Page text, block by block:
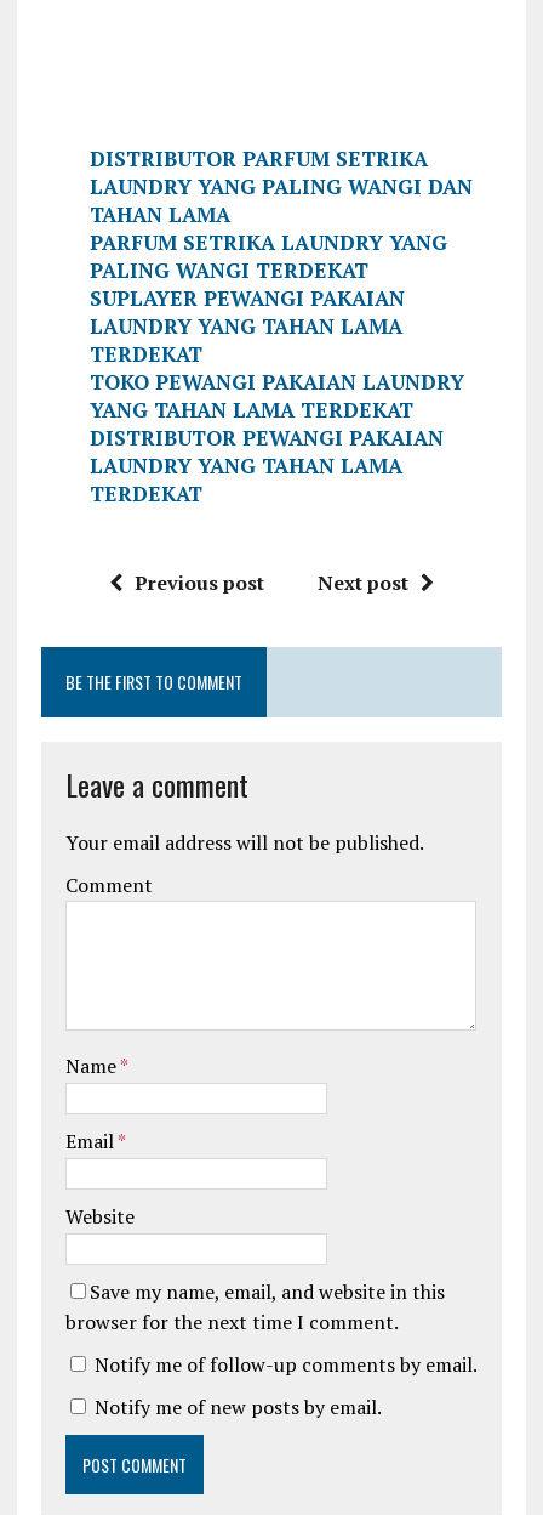
DISTRIBUTOR PARFUM SETRIKA
LAUNDRY YANG PALING WANGI DAN
TAHAN LAMA
PARFUM SETRIKA LAUNDRY YANG
PALING WANGI TERDEKAT
SUPLAYER PEWANGI PAKAIAN
LAUNDRY YANG TAHAN LAMA
TERDEKAT
TOKO PEWANGI PAKAIAN LAUNDRY
YANG TAHAN LAMA TERDEKAT
DISTRIBUTOR PEWANGI PAKAIAN
LAUNDRY YANG TAHAN LAMA
TERDEKAT
Previous post Next post
BE THE FIRST TO COMMENT
Leave a comment
Your email address will not be published.
Comment
Name*
Email*
Website
Save my name, email, and website in this
browser for the next time I comment.
Notify me of follow-up comments by email.
Notify me of new posts by email.